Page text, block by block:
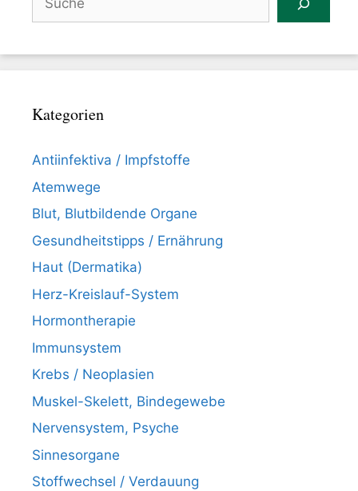
Kategorien
Antiinfektiva / Impfstoffe
Atemwege
Blut, Blutbildende Organe
Gesundheitstipps / Ernährung
Haut (Dermatika)
Herz-Kreislauf-System
Hormontherapie
Immunsystem
Krebs / Neoplasien
Muskel-Skelett, Bindegewebe
Nervensystem, Psyche
Sinnesorgane
Stoffwechsel / Verdauung